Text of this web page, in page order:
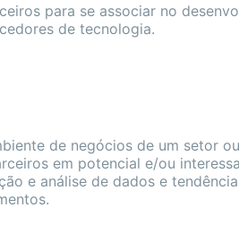
para se associar no
de tecnologia.
de negócios de um setor
em potencial e/ou
e análise de dados e